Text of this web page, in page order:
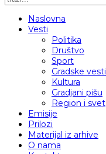
Naslovna
Vesti
Politika
Društvo
Sport
Gradske vesti
Kultura
Gradjani pišu
Region i svet
Emisije
Prilozi
Materijal iz arhive
O nama